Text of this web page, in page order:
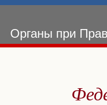
Органы при